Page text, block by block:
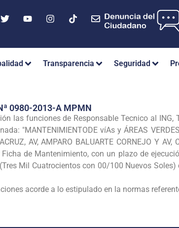
Transparencia Seguridad
0980-2013-A MPMN
las funciones de Responsable Tecnico al ING,
"MANTENIMIENTODE víAs y ÁREAS
AV, AMPARO BALUARTE CORNEJO Y
de Mantenimiento, con un plazo de
(Tres Mil Cuatrocientos con 00/100 Nuevos
acorde a lo estipulado en la normas